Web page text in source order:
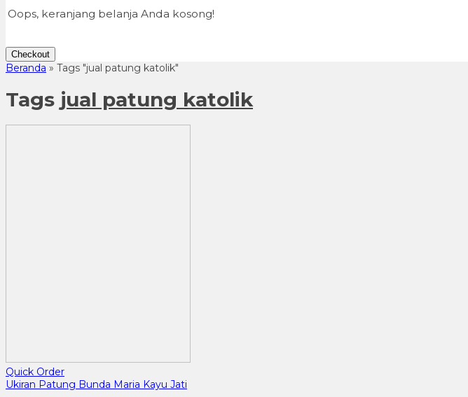
Oops, keranjang belanja Anda kosong!
Checkout
Beranda » Tags "jual patung katolik"
Tags jual patung katolik
Quick Order
Ukiran Patung Bunda Maria Kayu Jati